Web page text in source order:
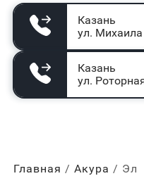
Казань
ул.
Казань
ул.
Главная Акура Эл